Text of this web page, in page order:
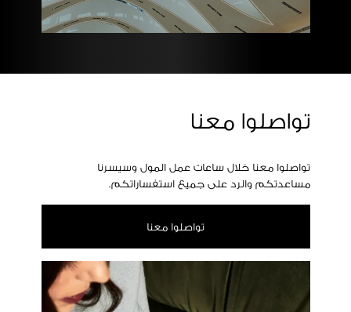
تواصلوا معنا
تواصلوا معنا خلال ساعات عمل المول وسيسرنا
مساعدتكم والرد على جميع استفساراتكم.
تواصلوا معنا